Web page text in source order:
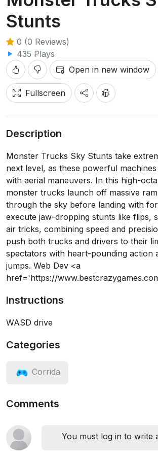
Stunts
0 (0 Reviews)
435 Plays
Open in new window
Fullscreen
Description
Monster Trucks Sky Stunts take
next level, as these powerful
with aerial maneuvers. In this high-
monster trucks launch off massive
through the sky before landing with
execute jaw-dropping stunts like flips,
air tricks, combining speed and
push both trucks and drivers to their
spectators with heart-pounding action
jumps. Web Dev <a
href='https://
Instructions
WASD drive
Categories
Corrida
Comments
You must log in to write